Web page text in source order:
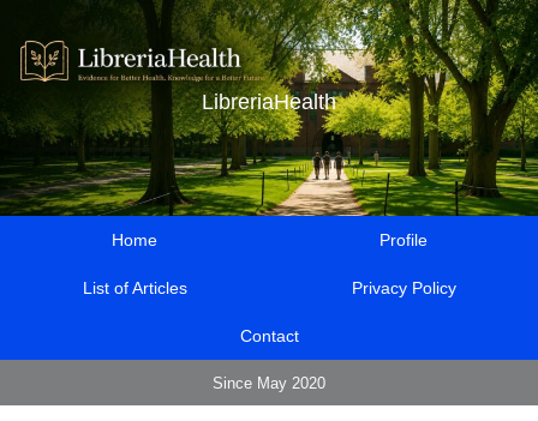
LibreriaHealth
Home Profile
List of Articles Privacy Policy
Contact
Since May 2020